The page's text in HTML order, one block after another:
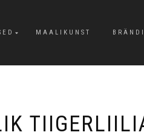
MAALIKUNST